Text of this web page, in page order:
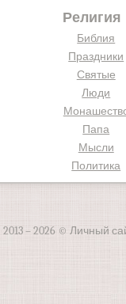
Религия
Библия
Праздники
Святые
Люди
Папа
Мысли
Политика
2013 – 2026 © Личный